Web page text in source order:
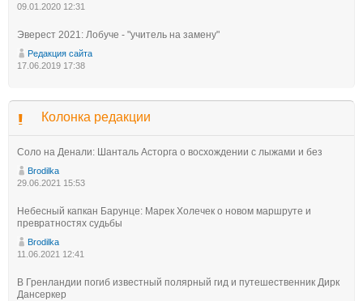
09.01.2020 12:31
Эверест 2021: Лобуче - "учитель на замену"
Редакция сайта
17.06.2019 17:38
Колонка редакции
Соло на Денали: Шанталь Асторга о восхождении с лыжами и без
Brodilka
29.06.2021 15:53
Небесный капкан Барунце: Марек Холечек о новом маршруте и
превратностях судьбы
Brodilka
11.06.2021 12:41
В Гренландии погиб известный полярный гид и путешественник Дирк
Дансеркер